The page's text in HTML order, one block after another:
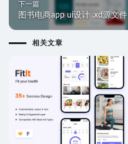
下一篇
图书电商app ui设计 .xd源文件
相关文章